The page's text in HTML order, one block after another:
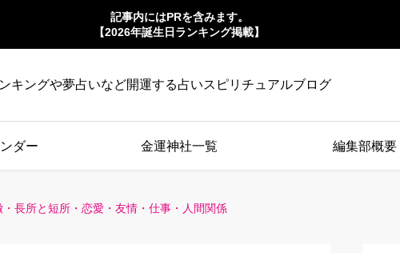
記事内にはPRを含みます。
【2026年誕生日ランキング掲載】
キングや夢占いなど開運する占いスピリチュアルブログ
ダー 金運神社一覧 編集部概要
長所と短所・恋愛・友情・仕事・人間関係